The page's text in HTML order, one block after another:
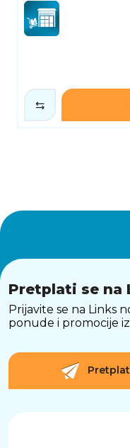
Pretplati se na
Prijavite se na Links
ponude i promocije